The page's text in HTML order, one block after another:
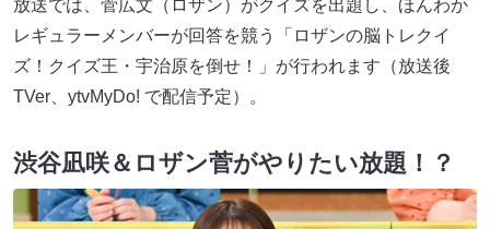
放送では、菅広文（ロザン）がクイズを出題し、ほんわか
レギュラーメンバーが回答を競う「ロザンの脳トレクイ
ズ！クイズ王・宇治原を倒せ！」が行われます（放送後
TVer、ytvMyDo! で配信予定）。
渋谷凪咲＆ロザン菅がやりたい放題！？